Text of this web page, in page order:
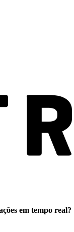
em tempo real?